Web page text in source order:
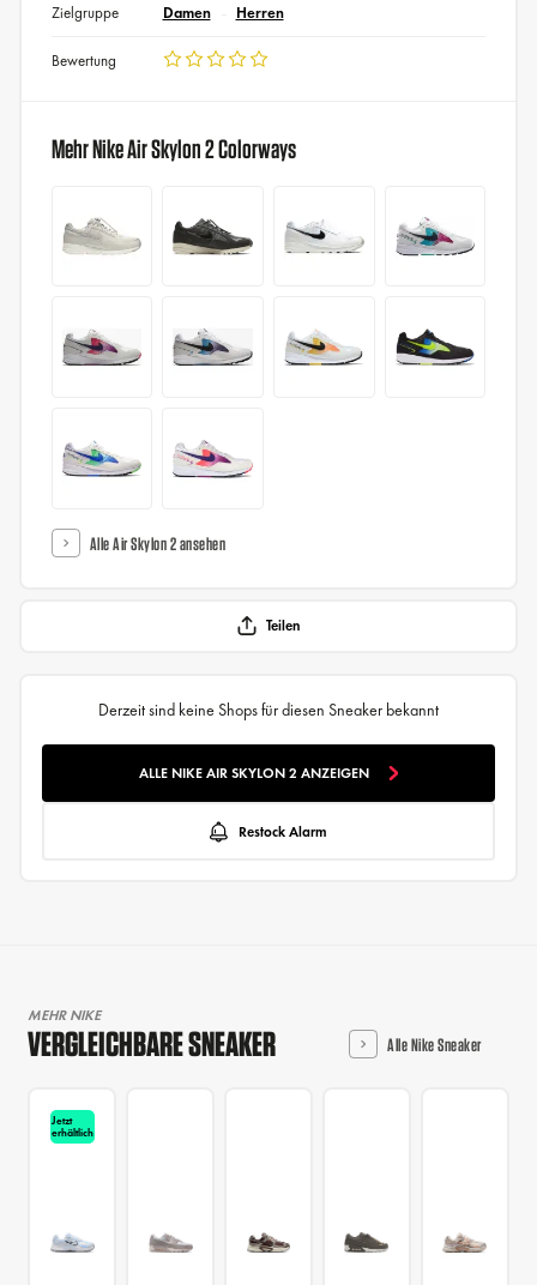
Zielgruppe Damen Herren
Bewertung
Mehr Nike Air Skylon 2 Colorways
Alle Air Skylon 2 ansehen
Teilen
Derzeit sind keine Shops für diesen Sneaker bekannt
ALLE NIKE AIR SKYLON 2 ANZEIGEN
Restock Alarm
MEHR NIKE
VERGLEICHBARE SNEAKER Alle Nike Sneaker
Jetzt
erhältlich